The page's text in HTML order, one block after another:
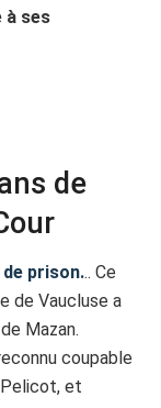
à ses
de
prison... Ce
de Vaucluse a
Mazan.
coupable
Pelicot, et